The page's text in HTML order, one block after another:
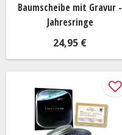
Baumscheibe mit Gravur -
Jahresringe
24,95 €